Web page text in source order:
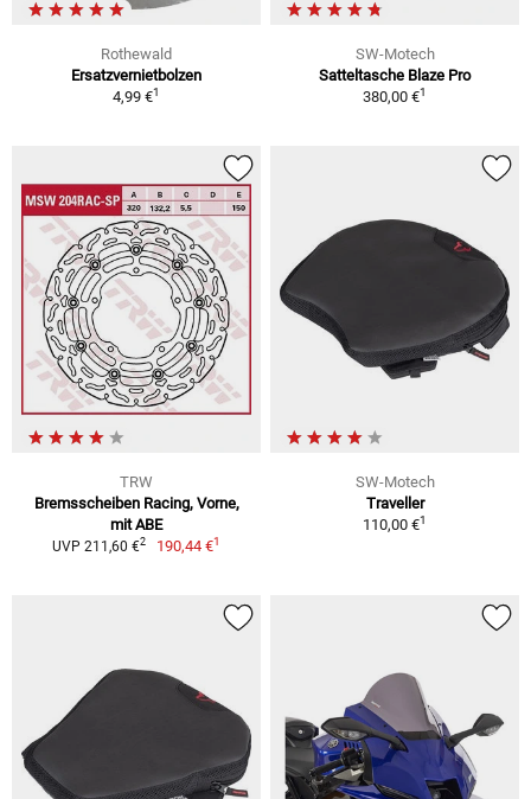
Rothewald
Ersatzvernietbolzen
4,99 €1
SW-Motech
Satteltasche Blaze Pro
380,00 €1
TRW
Bremsscheiben Racing, Vorne,
mit ABE
UVP 211,60 €2 190,44 €1
SW-Motech
Traveller
110,00 €1